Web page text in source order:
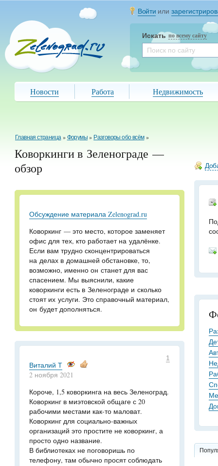
Войти или
Искать по всему сайту
Новости Работа Недвижимость
Главная страница »Форумы» Разговоры обо всём »
Коворкинги в Зеленограде —
обзор
Обсуждение материала Zelenograd.ru
Коворкинг — это место, которое заменяет
офис для тех, кто работает на удалёнке.
Если вам трудно сконцентрироваться
на делах в домашней обстановке, то,
возможно, именно он станет для вас
спасением. Мы выяснили, какие
коворкинги есть в Зеленограде и сколько
стоят их услуги. Это справочный материал,
он будет дополняться.
1
Виталий Т
2 ноября 2021
Короче, 1,5 коворкинга на весь Зеленоград.
Коворкинг в миэтовской общаге с 20
рабочими местами как-то маловат.
Коворкинг для социально-важных
организаций это простите не коворкинг, а
просто одно название.
В библиотеках не поговоришь по
телефону, там обычно просят соблюдать